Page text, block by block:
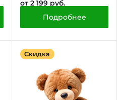
от 2 199 руб.
Подробнее
Скидка